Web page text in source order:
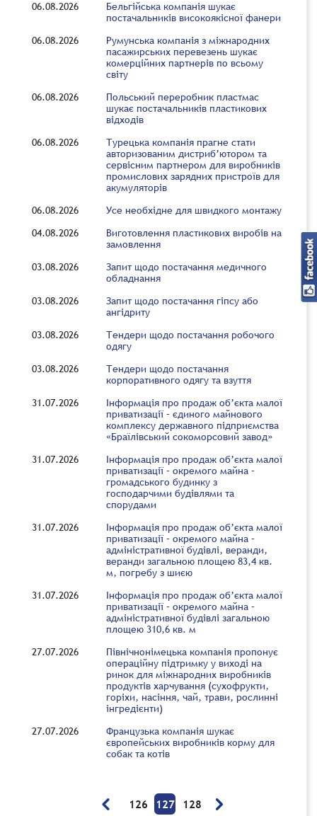
06.08.2026
Бельгійська компанія шукає
постачальників високоякісної фанери
06.08.2026
Румунська компанія з міжнародних
пасажирських перевезень шукає
комерційних партнерів по всьому
світу
06.08.2026
Польський переробник пластмас
шукає постачальників пластикових
відходів
06.08.2026
Турецька компанія прагне стати
авторизованим дистриб’ютором та
сервісним партнером для виробників
промислових зарядних пристроїв для
акумуляторів
06.08.2026
Усе необхідне для швидкого монтажу
04.08.2026
Виготовлення пластикових виробів на
замовлення
03.08.2026
Запит щодо постачання медичного
обладнання
03.08.2026
Запит щодо постачання гіпсу або
ангідриту
03.08.2026
Тендери щодо постачання робочого
одягу
03.08.2026
Тендери щодо постачання
корпоративного одягу та взуття
31.07.2026
Інформація про продаж об’єкта малої
приватизації – єдиного майнового
комплексу державного підприємства
«Браїлівський сокоморсовий завод»
31.07.2026
Інформація про продаж об’єкта малої
приватизації – окремого майна –
громадського будинку з
господарчими будівлями та
спорудами
31.07.2026
Інформація про продаж об’єкта малої
приватизації – окремого майна –
адміністративної будівлі, веранди,
веранди загальною площею 83,4 кв.
м, погребу з шиєю
31.07.2026
Інформація про продаж об’єкта малої
приватизації – окремого майна –
адміністративної будівлі загальною
площею 310,6 кв. м
27.07.2026
Північнонімецька компанія пропонує
операційну підтримку у виході на
ринок для міжнародних виробників
продуктів харчування (сухофрукти,
горіхи, насіння, чай, трави, рослинні
інгредієнти)
27.07.2026
Французька компанія шукає
європейських виробників корму для
собак та котів
126 127 128